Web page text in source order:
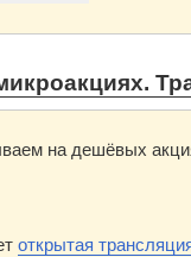
на дешёвых
открытая